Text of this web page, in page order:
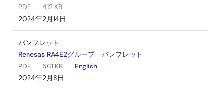
PDF
412 KB
2024年2月14日
パンフレット
Renesas RA4E2グループ パンフレット
PDF
561 KB
English
2024年2月8日